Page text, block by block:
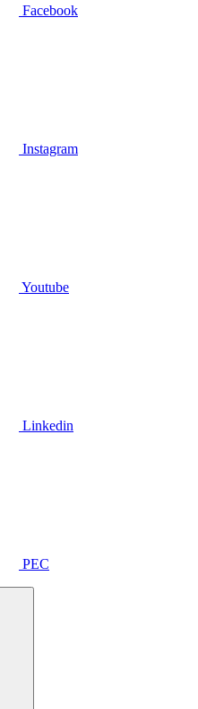
Facebook
Instagram
Youtube
Linkedin
PEC